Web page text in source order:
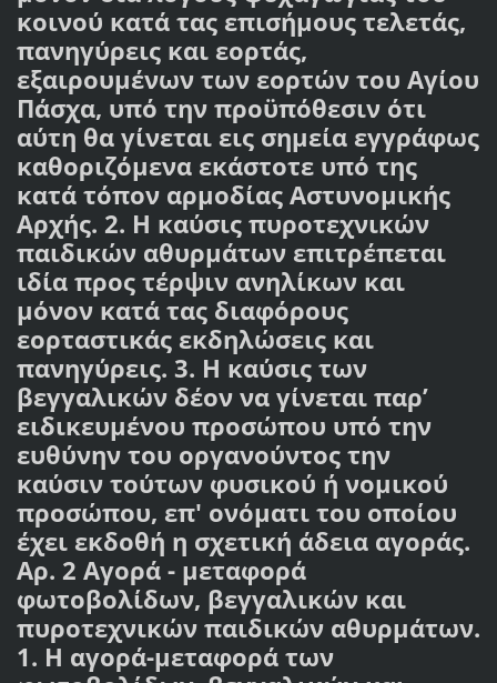
κοινού κατά τας επισήμους τελετάς,
πανηγύρεις και εορτάς,
εξαιρουμένων των εορτών του Αγίου
Πάσχα, υπό την προϋπόθεσιν ότι
αύτη θα γίνεται εις σημεία εγγράφως
καθοριζόμενα εκάστοτε υπό της
κατά τόπον αρμοδίας Αστυνομικής
Αρχής. 2. Η καύσις πυροτεχνικών
παιδικών αθυρμάτων επιτρέπεται
ιδία προς τέρψιν ανηλίκων και
μόνον κατά τας διαφόρους
εορταστικάς εκδηλώσεις και
πανηγύρεις. 3. Η καύσις των
βεγγαλικών δέον να γίνεται παρ’
ειδικευμένου προσώπου υπό την
ευθύνην του οργανούντος την
καύσιν τούτων φυσικού ή νομικού
προσώπου, επ' ονόματι του οποίου
έχει εκδοθή η σχετική άδεια αγοράς.
Αρ. 2 Αγορά - μεταφορά
φωτοβολίδων, βεγγαλικών και
πυροτεχνικών παιδικών αθυρμάτων.
1. Η αγορά-μεταφορά των